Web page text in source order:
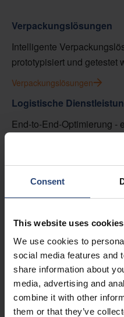
Consent
This website uses cookies
We use cookies to
social media features and
share information about
media, advertising and
combine it with other
them or that they’ve
Verpackungslösungen
Intelligente
prototypisiert und getestet
Verpackungslösungen
Logistische
End-to-End-Optimierung -
Digitale Lösungen
Unsere Tracking-
Unternehmen,
Digitale Lösungen anzeigen
Unsere Standorte
Unsere globale Liefer-
rund 100 Produktions-